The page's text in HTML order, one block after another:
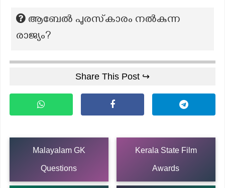
ആബേൽ പുരസ്‌കാരം നൽകുന്ന
രാജ്യം?
Share This Post ↪
Malayalam GK
Questions
Kerala State Film
Awards